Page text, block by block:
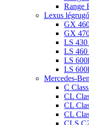
Range
Lexus légrugó
GX
GX
LS
LS
LS
LS
Mercedes-
C
CL
CL
CL
CLS